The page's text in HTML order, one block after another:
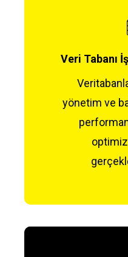
Veri Tabanı
yönetim ve